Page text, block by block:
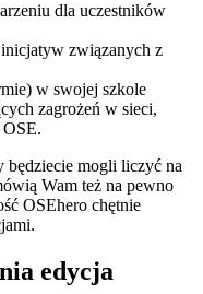
dla uczestników
związanych z
w swojej szkole
zagrożeń w sieci,
będziecie mogli liczyć na
Wam też na pewno
OSEhero chętnie
edycja